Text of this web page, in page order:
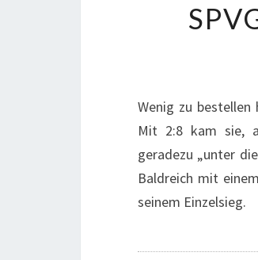
Wenig zu bestellen
Mit 2:8 kam sie,
geradezu „unter
Baldreich mit
seinem Einzelsieg.